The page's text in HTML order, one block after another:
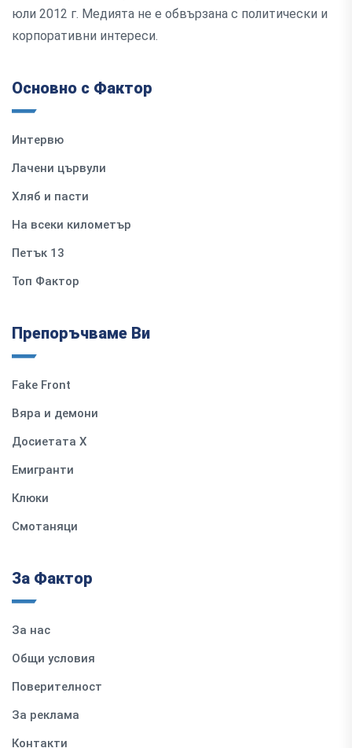
юли 2012 г. Медията не е обвързана с политически и
корпоративни интереси.
Основно с Фактор
Интервю
Лачени цървули
Хляб и пасти
На всеки километър
Петък 13
Топ Фактор
Препоръчваме Ви
Fake Front
Вяра и демони
Досиетата Х
Емигранти
Клюки
Смотаняци
За Фактор
За нас
Общи условия
Поверителност
За реклама
Контакти